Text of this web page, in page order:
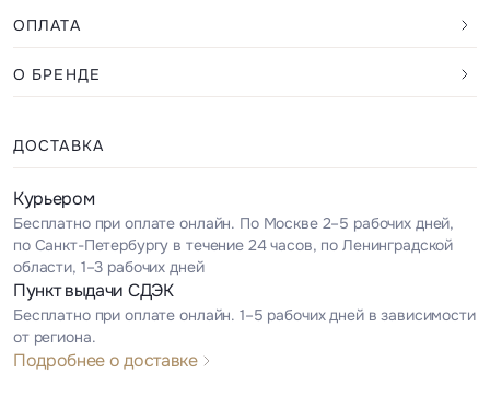
ОПЛАТА
О БРЕНДЕ
ДОСТАВКА
Курьером
Бесплатно при оплате онлайн. По Москве 2–5 рабочих дней,
по Санкт-Петербургу в течение 24 часов, по Ленинградской
области, 1–3 рабочих дней
Пункт выдачи СДЭК
Бесплатно при оплате онлайн. 1–5 рабочих дней в зависимости
от региона.
Подробнее о доставке